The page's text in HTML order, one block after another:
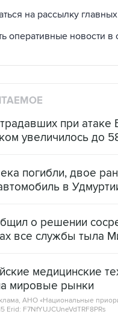
на рассылку
оперативные новости
при
увеличилось до
погибли, двое
в
о решении
все службы тыла
медицинские
мировые рынки
АНО «Национальные
Erid: F7NfYUJCUneVdTRF8PRs